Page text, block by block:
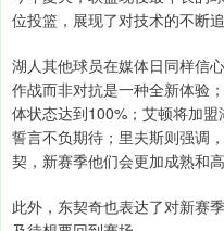
位投篮，展现了对技术的不断追
湖人其他球员在媒体日同样信
作战而非对抗是一种全新体验
体状态达到100%；艾顿将加
誓言不负期待；里夫斯则强调
契，新赛季他们会更加成熟和高
此外，东契奇也表达了对新赛